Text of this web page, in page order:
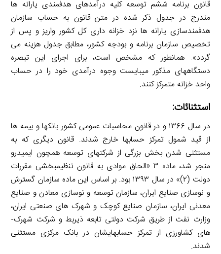
قانون برنامه ششم توسعه کلیه درآمدهای هدفمندی یارانه ها
مندرج در جدول ذکر شده در متن قانون به حساب سازمان
هدفمندسازی یارانه ها نزد خزانه داری کل کشور واریز و پس از
تخصیص سازمان برنامه و بودجه کشور، مطابق جدول هزینه می
گردد». همانطور که مشخص است، برای اجرای این تبصره
دستگاه­های مذکور می­بایست وجوه درآمدی خود را در حساب
واحد خزانه متمرکز کنند.
استثنائات:
در سال ۱۳۶۶ و در قانون محاسبات عمومی کشور بانک­ها و بیمه ­ها
از قید شمول تمرکز حساب­ها خارج شدند. قانون دیگری که به
مستثنی شدن بخش بزرگی از شرکت­های توسعه همچون ایمیدرو
منجر شد، ماده ۳ «الحاق موادی به قانون تنظیم­بخشی مقررات
دولت (۲)» در سال ۱۳۹۳ بود. بر اساس این ماده سازمان گسترش
و نوسازی صنایع ایران، سازمان توسعه و نوسازی معادن و صنایع
معدنی ایران، سازمان صنایع کوچک و شهرک­ های صنعتی ایران،
وزارت نفت از طریق شرکت دولتی تابعه ذی­ربط و شرکت شهرک­
های کشاورزی از تمرکز حساب­هایشان در بانک مرکزی مستثنی
شدند.